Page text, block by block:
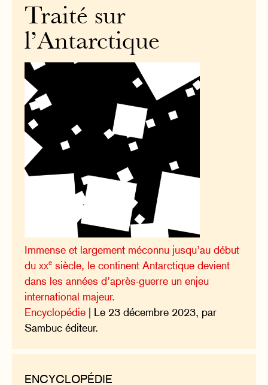
Traité sur
l’Antarctique
Immense et largement méconnu jusqu’au début
duxxe siècle, le continent Antarctique devient
dans les années d’après-guerre un enjeu
international majeur.
Encyclopédie | Le 23 décembre 2023, par
Sambuc éditeur.
ENCYCLOPÉDIE